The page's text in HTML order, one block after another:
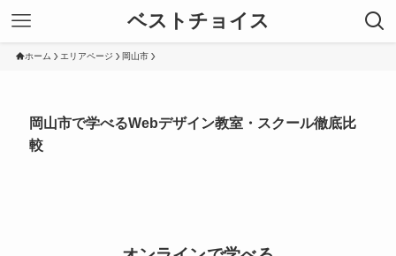
ベストチョイス
ホーム エリアページ 岡山市
岡山市で学べるWebデザイン教室・スクール徹底比
較